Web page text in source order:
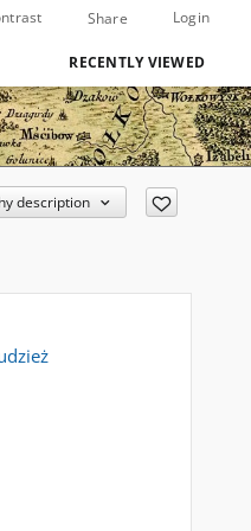
Share Login
RECENTLY VIEWED
description